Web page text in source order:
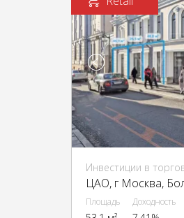
Инвестиции в
ЦАО, г Москва,
Площадь Доходность